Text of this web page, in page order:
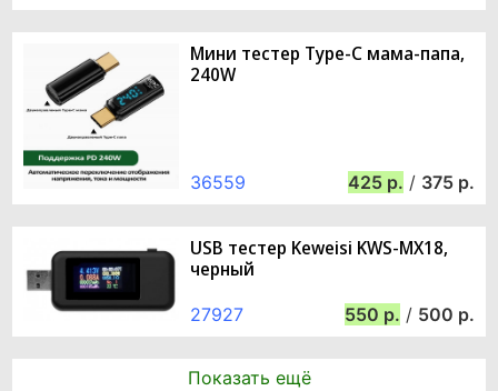
Мини тестер Type-C мама-папа,
240W
36559 425 / 375
USB тестер Keweisi KWS-MX18,
черный
27927 550 / 500
Показать ещё